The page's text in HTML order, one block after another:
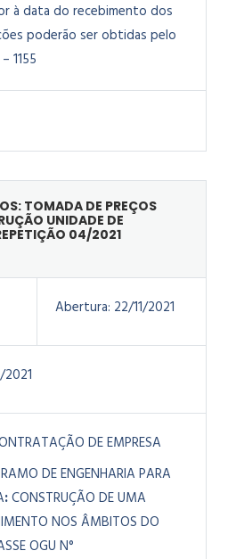
à data do recebimento dos
poderão ser obtidas pelo
1155
TOMADA DE PREÇOS
UNIDADE DE
04/2021
Abertura: 22/11/2021
DE EMPRESA
DE ENGENHARIA PARA
:CONSTRUÇÃO DE UMA
NOS ÂMBITOS DO
OGU N°